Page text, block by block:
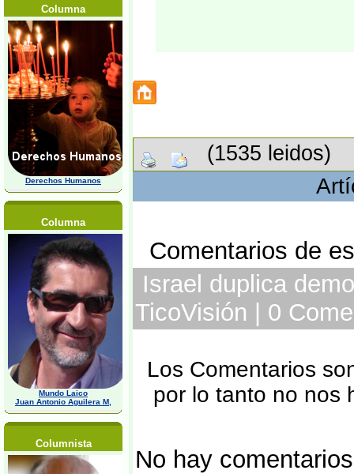
Columna
Derechos Humanos
Columna
Mundo Laico
Juan Antonio Aguilera M,
Columnista
(1535 leidos)
Comentarios de
Israel duplica
TicoVisión | 0
Los Comentarios
por lo tanto no nos
No hay